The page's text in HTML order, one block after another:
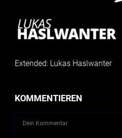
Extended: Lukas Haslwanter
KOMMENTIEREN